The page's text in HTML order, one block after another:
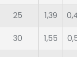
25 1,39
30 1,55